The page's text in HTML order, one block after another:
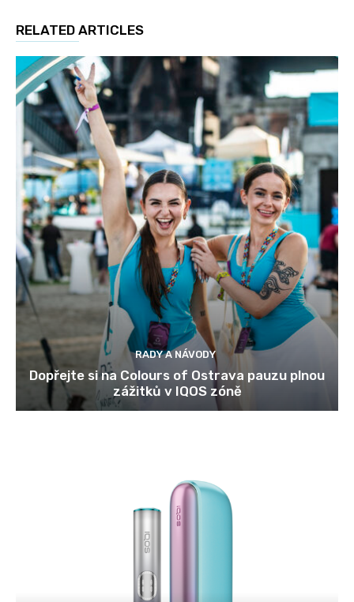
RELATED ARTICLES
RADY A NÁVODY
Dopřejte si na Colours of Ostrava pauzu plnou
zážitků v IQOS zóně